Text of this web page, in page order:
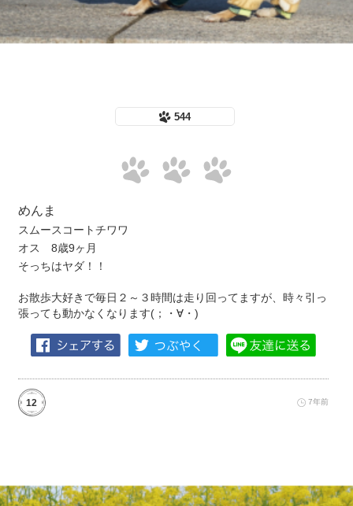
544
めんま
スムースコートチワワ
オス 8歳9ヶ月
そっちはヤダ！！
お散歩大好きで毎日２～３時間は走り回ってますが、時々引っ
張っても動かなくなります(；・∀・)
12 7年前